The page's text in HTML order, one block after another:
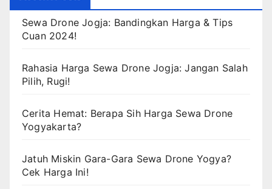
Sewa Drone Jogja: Bandingkan Harga & Tips
Cuan 2024!
Rahasia Harga Sewa Drone Jogja: Jangan Salah
Pilih, Rugi!
Cerita Hemat: Berapa Sih Harga Sewa Drone
Yogyakarta?
Jatuh Miskin Gara-Gara Sewa Drone Yogya?
Cek Harga Ini!